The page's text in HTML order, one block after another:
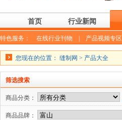
首页 行业新闻
特色服务： 在线行业刊物 产品视频专区
您现在的位置： 缝制网 > 产品大全
筛选搜索
商品分类：
商品品牌：